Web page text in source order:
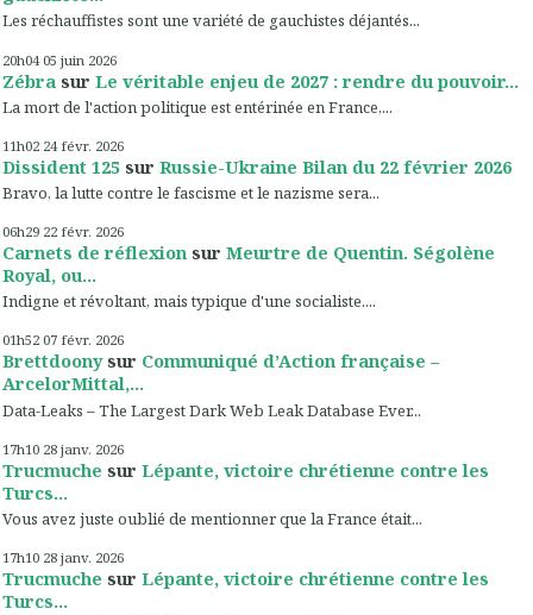
Les réchauffistes sont une variété de gauchistes déjantés...
20h04 05 juin 2026
Zébra sur Le véritable enjeu de 2027 : rendre du pouvoir...
La mort de l'action politique est entérinée en France,...
11h02 24 févr. 2026
Dissident 125 sur Russie-Ukraine Bilan du 22 février 2026
Bravo, la lutte contre le fascisme et le nazisme sera...
06h29 22 févr. 2026
Carnets de réflexion sur Meurtre de Quentin. Ségolène
Royal, ou...
Indigne et révoltant, mais typique d'une socialiste....
01h52 07 févr. 2026
Brettdoonysur Communiqué d’Action française –
ArcelorMittal,...
Data-Leaks – The Largest Dark Web Leak Database Ever...
17h10 28 janv. 2026
Trucmuche sur Lépante, victoire chrétienne contre les
Turcs...
Vous avez juste oublié de mentionner que la France était...
17h10 28 janv. 2026
Trucmuche sur Lépante, victoire chrétienne contre les
Turcs...